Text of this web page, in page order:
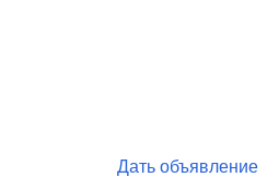
Дать объявление